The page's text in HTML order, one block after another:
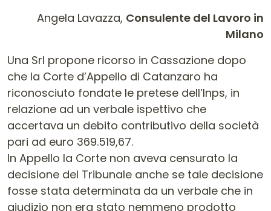
Angela Lavazza, Consulente del Lavoro in
Milano
Una Srl propone ricorso in Cassazione dopo
che la Corte d’Appello di Catanzaro ha
riconosciuto fondate le pretese dell’Inps, in
relazione ad un verbale ispettivo che
accertava un debito contributivo della società
pari ad euro 369.519,67.
In Appello la Corte non aveva censurato la
decisione del Tribunale anche se tale decisione
fosse stata determinata da un verbale che in
giudizio non era stato nemmeno prodotto